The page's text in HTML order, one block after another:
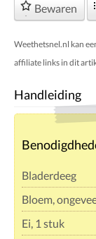
Bewaren
Weethetsnel.nl kan
affiliate links in dit
Handleiding
Bladerdeeg
Bloem,
Ei, 1 stuk